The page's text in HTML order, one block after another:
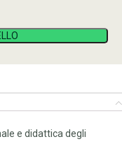
e didattica degli